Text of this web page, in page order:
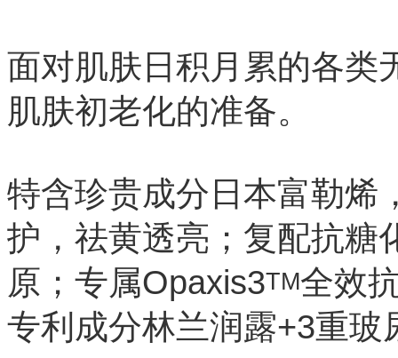
面对肌肤日积月累的各类
肌肤初老化的准备。
特含珍贵成分日本富勒烯
护，祛黄透亮；复配抗糖
原；专属Opaxis3TM全效
专利成分林兰润露+3重